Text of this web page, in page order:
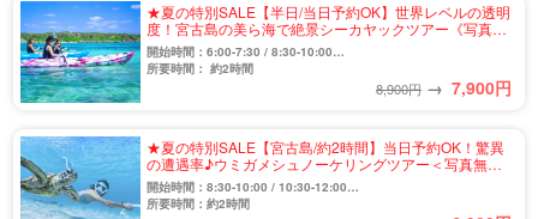
★夏の特別SALE【半日/当日予約OK】世界レベルの透明
度！宮古島の美ら海で絶景シーカヤックツアー《写真無
料＆送迎相談可》子連れ家族・団体にもおすすめ
（No.933）
開始時間：6:00-7:30 / 8:30-10:00
10:30-12:00 / 13:30-15:00
所要時間： 約2時間
8,900円 → 7,900円
★夏の特別SALE【宮古島/約2時間】当日予約OK！驚異
の遭遇率♪ウミガメシュノーケリングツアー＜写真無料
＆送迎相談可＞初心者歓迎☆（No.934）
開始時間：8:30-10:00 / 10:30-12:00
13:30-15:00 / 15:30-17:00
所要時間：約2時間